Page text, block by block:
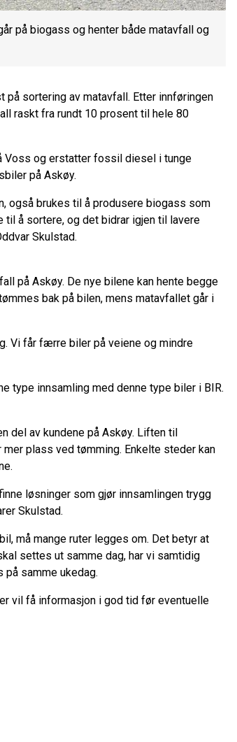
på biogass og henter både matavfall og
sortering av matavfall. Etter innføringen
raskt fra rundt 10 prosent til hele 80
Voss og erstatter fossil diesel i tunge
på Askøy.
også brukes til å produsere biogass som
å sortere, og det bidrar igjen til lavere
Skulstad.
på Askøy. De nye bilene kan hente begge
bak på bilen, mens matavfallet går i
Vi får færre biler på veiene og mindre
type innsamling med denne type biler i BIR.
del av kundene på Askøy. Liften til
plass ved tømming. Enkelte steder kan
løsninger som gjør innsamlingen trygg
Skulstad.
må mange ruter legges om. Det betyr at
settes ut samme dag, har vi samtidig
samme ukedag.
vil få informasjon i god tid før eventuelle